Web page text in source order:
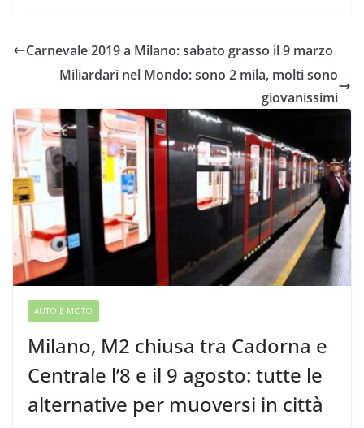
Carnevale 2019 a Milano: sabato grasso il 9 marzo
Miliardari nel Mondo: sono 2 mila, molti sono
giovanissimi
AUTO E MOTO
Milano, M2 chiusa tra Cadorna e
Centrale l’8 e il 9 agosto: tutte le
alternative per muoversi in città